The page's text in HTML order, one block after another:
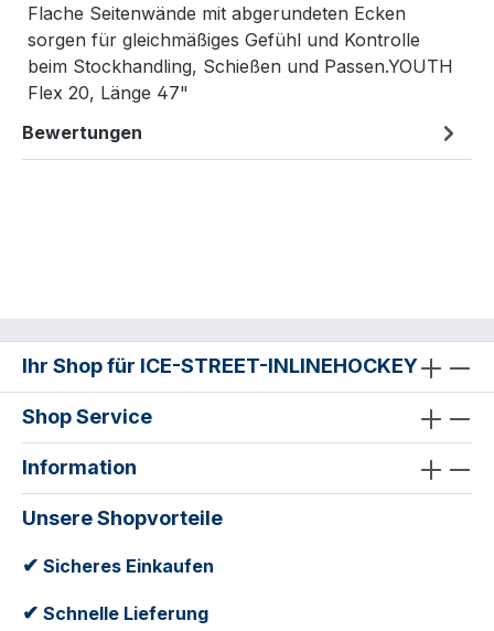
Flache Seitenwände mit abgerundeten Ecken
sorgen für gleichmäßiges Gefühl und Kontrolle
beim Stockhandling, Schießen und Passen.YOUTH
Flex 20, Länge 47"
Bewertungen
Ihr Shop für ICE-STREET-INLINEHOCKEY
Shop Service
Information
Unsere Shopvorteile
✔ Sicheres Einkaufen
✔ Schnelle Lieferung